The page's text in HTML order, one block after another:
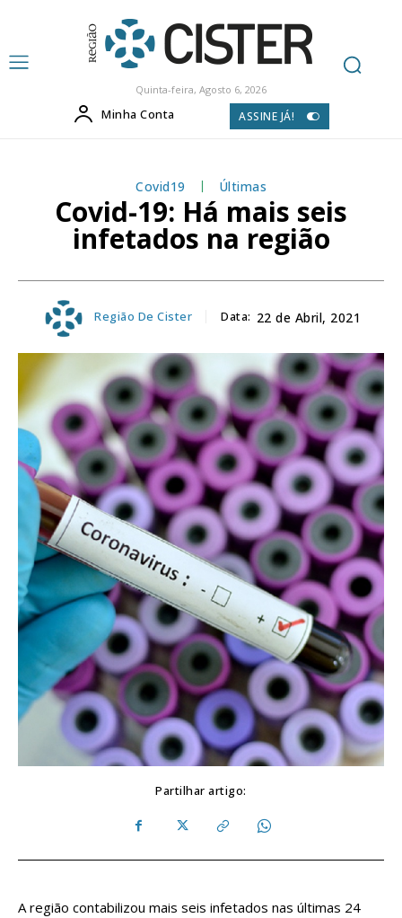
Quinta-feira, Agosto 6, 2026
Minha Conta ASSINE JÁ!
Covid19 Últimas
Covid-19: Há mais seis
infetados na região
Região De Cister Data: 22 de Abril, 2021
Partilhar artigo:
A região contabilizou mais seis infetados nas últimas 24